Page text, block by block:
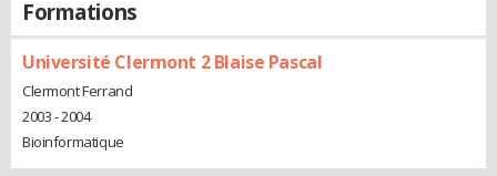
Formations
Université Clermont 2 Blaise Pascal
Clermont Ferrand
2003 - 2004
Bioinformatique